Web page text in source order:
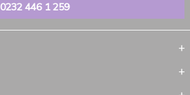
0232 446 1 259